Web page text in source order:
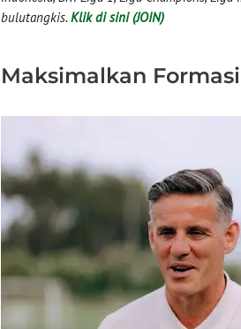
bulutangkis. Klik di sini (JOIN)
Maksimalkan